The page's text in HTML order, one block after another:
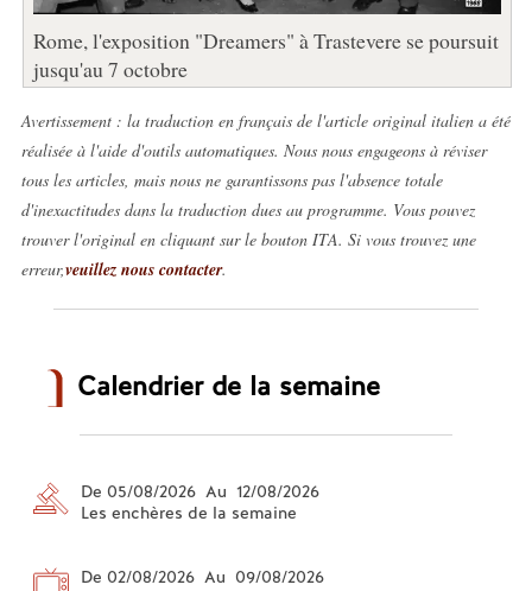
Rome, l'exposition "Dreamers" à Trastevere se poursuit
jusqu'au 7 octobre
Avertissement : la traduction en français de l'article original italien a été
réalisée à l'aide d'outils automatiques. Nous nous engageons à réviser
tous les articles, mais nous ne garantissons pas l'absence totale
d'inexactitudes dans la traduction dues au programme. Vous pouvez
trouver l'original en cliquant sur le bouton ITA. Si vous trouvez une
erreur,veuillez nous contacter.
Calendrier de la semaine
De 05/08/2026 Au 12/08/2026
Les enchères de la semaine
De 02/08/2026 Au 09/08/2026